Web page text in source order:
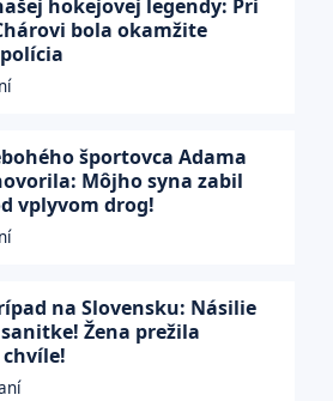
hokejovej legendy: Pri
bola okamžite
športovca Adama
Môjho syna zabil
vplyvom drog!
na Slovensku: Násilie
Žena prežila